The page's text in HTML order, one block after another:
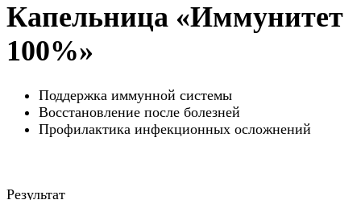
Капельница «Иммунитет
100%»
Поддержка иммунной системы
Восстановление после болезней
Профилактика инфекционных осложнений
Результат